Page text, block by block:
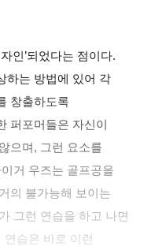
인’되었다는 점이다.
하는 방법에 있어 각
창출하도록
퍼포머들은 자신이
으며, 그런 요소를
거 우즈는 골프공을
의 불가능해 보이는
그런 연습을 하고 나면
습은 바로 이런